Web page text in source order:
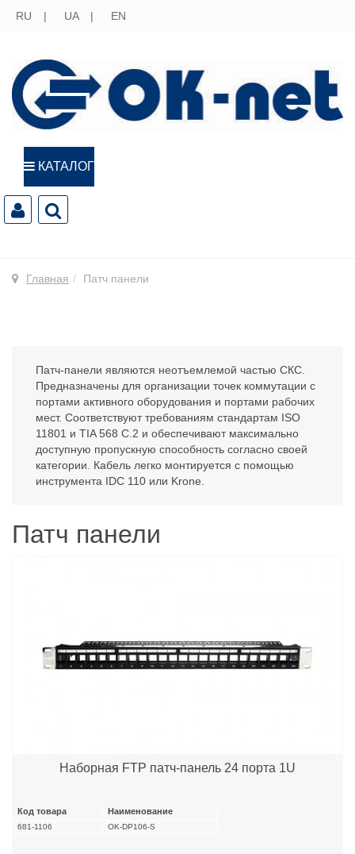
RU UA EN
КАТАЛОГ
Главная Патч панели
Патч-панели являются неотъемлемой частью СКС.
Предназначены для организации точек коммутации с
портами активного оборудования и портами рабочих
мест. Соответствуют требованиям стандартам ISO
11801 и TIA 568 C.2 и обеспечивают максимально
доступную пропускную способность согласно своей
категории. Кабель легко монтируется с помощью
инструмента IDC 110 или Krone.
Патч панели
Наборная FTP патч-панель 24 порта 1U
Код товара Наименование
681-1106 OK-DP106-S